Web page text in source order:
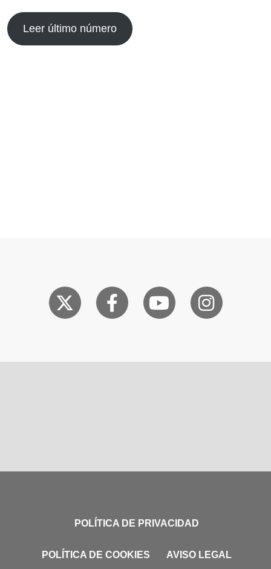
Leer último número
POLÍTICA DE PRIVACIDAD
POLÍTICA DE COOKIES AVISO LEGAL